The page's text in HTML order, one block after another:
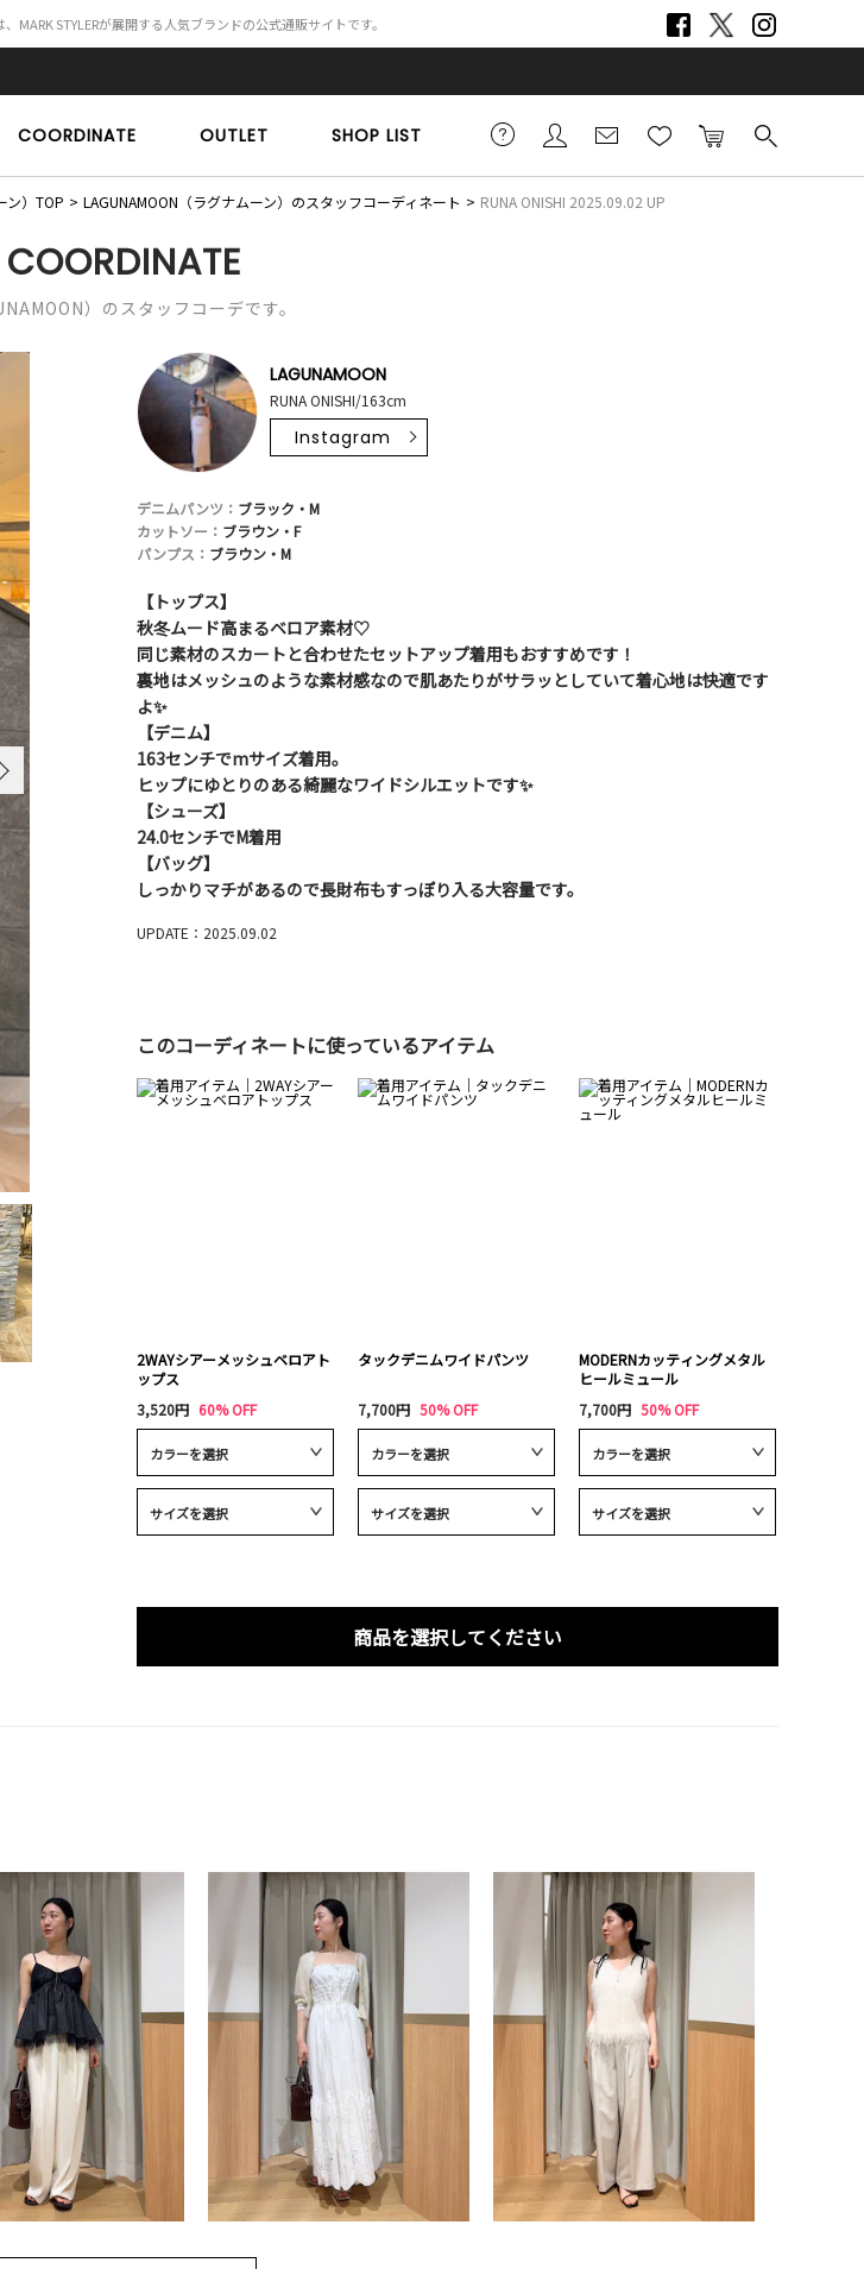
MARK STYLERが展開する人気ブランドの公式通販サイトです。
COORDINATE OUTLET SHOP LIST
ン）TOP LAGUNAMOON（ラグナムーン）のスタッフコーディネート RUNA ONISHI 2025.09.02 UP
）のスタッフコーデです。
LAGUNAMOON
RUNA ONISHI/163cm
Instagram
デニムパンツ： ブラック・M
カットソー： ブラウン・F
パンプス： ブラウン・M
【トップス】
秋冬ムード高まるベロア素材♡
同じ素材のスカートと合わせたセットアップ着用もおすすめです！
裏地はメッシュのような素材感なので肌あたりがサラッとしていて着心地は快適です
よ✨
【デニム】
163センチでmサイズ着用。
ヒップにゆとりのある綺麗なワイドシルエットです✨
【シューズ】
24.0センチでM着用
【バッグ】
しっかりマチがあるので長財布もすっぽり入る大容量です。
UPDATE：2025.09.02
このコーディネートに使っているアイテム
2WAYシアーメッシュベロアト
ップス
3,520円 60% OFF
タックデニムワイドパンツ
7,700円 50% OFF
MODERNカッティングメタル
ヒールミュール
7,700円 50% OFF
商品を選択してください